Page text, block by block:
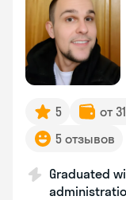
5 от
5 отзывов
Graduated